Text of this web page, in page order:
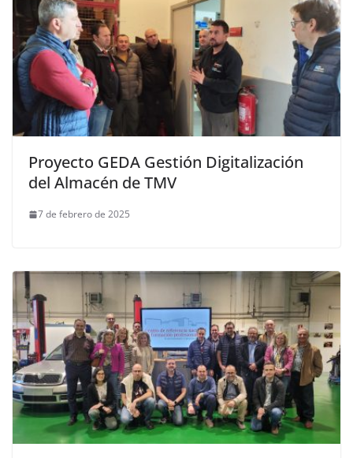
Proyecto GEDA Gestión Digitalización
del Almacén de TMV
7 de febrero de 2025